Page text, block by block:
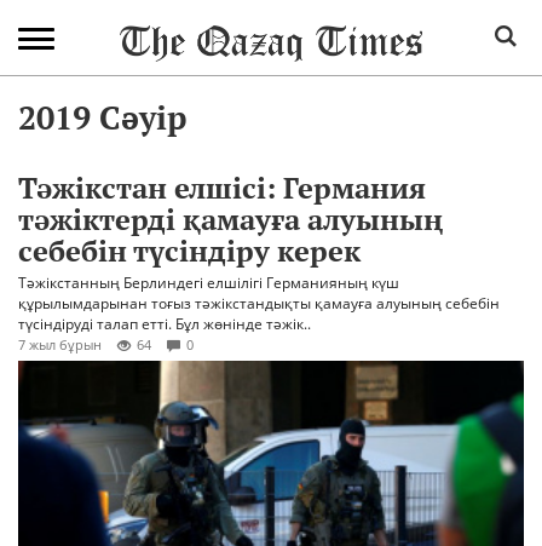
2019 Сәуір
Тәжікстан елшісі: Германия
тәжіктерді қамауға алуының
себебін түсіндіру керек
Тәжікстанның Берлиндегі елшілігі Германияның күш
құрылымдарынан тоғыз тәжікстандықты қамауға алуының себебін
түсіндіруді талап етті. Бұл жөнінде тәжік..
7 жыл бұрын 64 0